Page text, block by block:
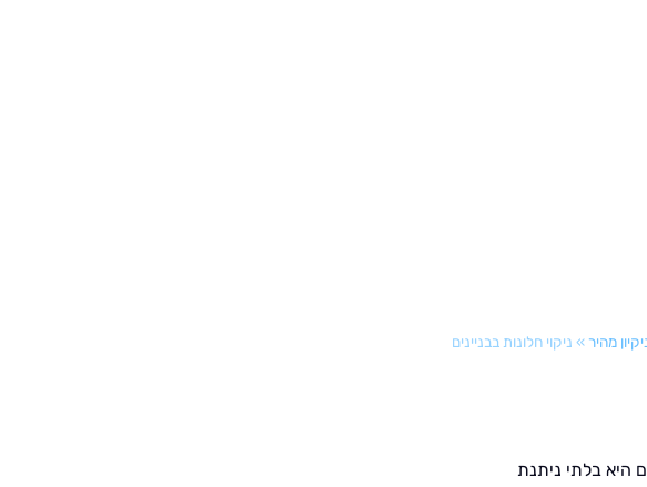
מהיר» ניקוי חלונות בבניינים
היא בלתי ניתנת